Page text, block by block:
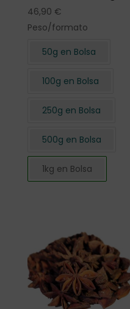
46,90 €
Peso/formato
50g en Bolsa
100g en Bolsa
250g en Bolsa
500g en Bolsa
1kg en Bolsa